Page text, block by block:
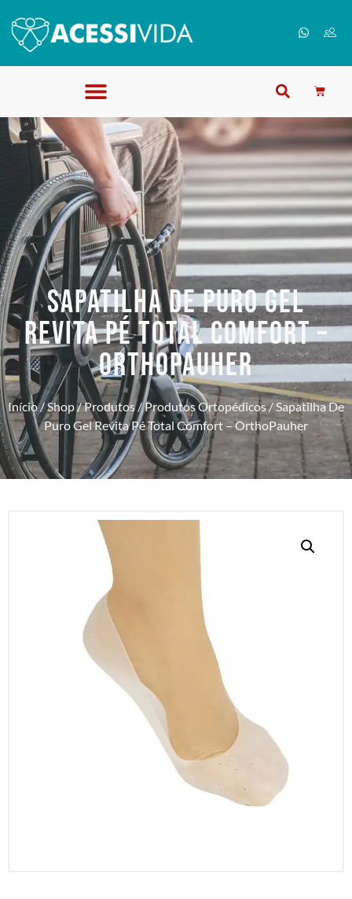
“Banco Para Banho em Alumínio até 135 Kg D1
Dellamed” foi adicionado ao seu carrinho.
Continuar comprando
SAPATILHA DE PURO GEL
REVITA PÉ TOTAL COMFORT –
ORTHOPAUHER
Início/Shop/Produtos/Produtos Ortopédicos/ Sapatilha De
Puro Gel Revita Pé Total Comfort – OrthoPauher